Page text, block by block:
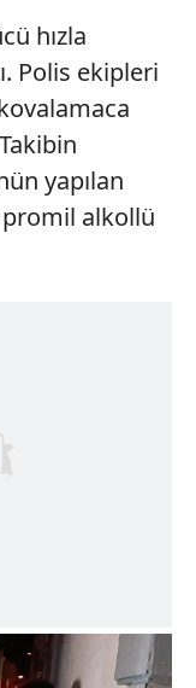
hızla
Polis ekipleri
yapılan
alkollü